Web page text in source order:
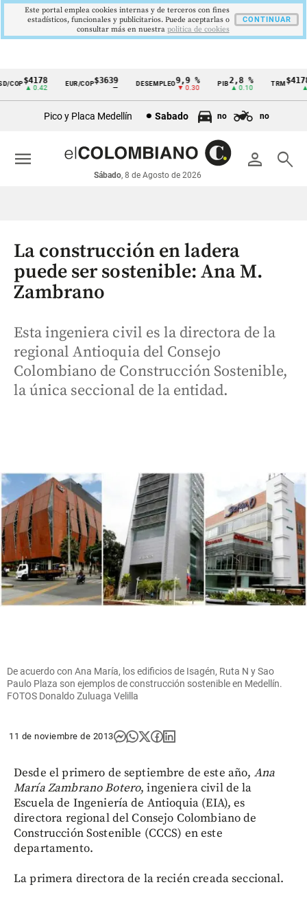
Cintillo
económicos
Colombia
$4178
▲ 0.42
EUR/COP$3639 DESEMPLEO9,9 %
▼ 0.30
2,8 %
▲ 0.10
TRM
▲
Pico y Placa Medellín Sabado no no
person search
Sábado, 8 de Agosto de 2026
menu
La construcción en ladera
puede ser sostenible: Ana M.
Zambrano
Esta ingeniera civil es la directora de la
regional Antioquia del Consejo
Colombiano de Construcción Sostenible,
la única seccional de la entidad.
De acuerdo con Ana María, los edificios de Isagén, Ruta N y Sao
Paulo Plaza son ejemplos de construcción sostenible en Medellín.
FOTOS Donaldo Zuluaga Velilla
11 de noviembre de 2013
Desde el primero de septiembre de este año, Ana
María Zambrano Botero, ingeniera civil de la
Escuela de Ingeniería de Antioquia (EIA), es
directora regional del Consejo Colombiano de
Construcción Sostenible (CCCS) en este
departamento.
La primera directora de la recién creada seccional.
Este portal emplea cookies internas y de terceros con fines
estadísticos, funcionales y publicitarios. Puede aceptarlas o
consultar más en nuestra politica de cookies
CONTINUAR